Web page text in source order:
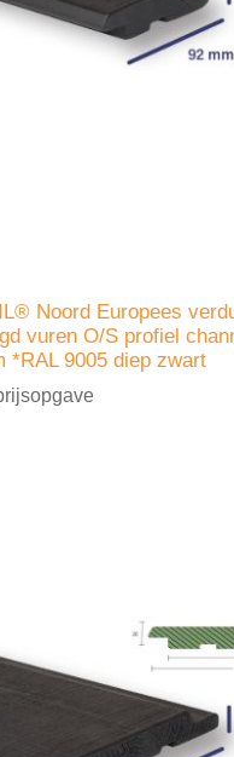
Noord Europees
vuren O/S profiel
*RAL 9005 diep zwart